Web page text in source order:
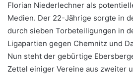
Florian Niederlechner als
Medien. Der 22-Jährige sorgte in
durch sieben Torbeteiligungen in
Ligapartien gegen Chemnitz und
Nun steht der gebürtige
Zettel einiger Vereine aus zweiter